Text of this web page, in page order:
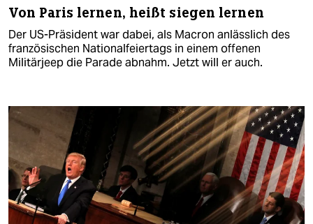
Von Paris lernen, heißt siegen lernen
Der US-Präsident war dabei, als Macron anlässlich des
französischen Nationalfeiertags in einem offenen
Militärjeep die Parade abnahm. Jetzt will er auch.